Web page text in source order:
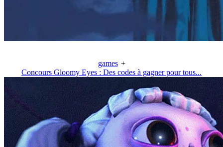
games +
Concours Gloomy Eyes : Des codes à gagner pour tous...